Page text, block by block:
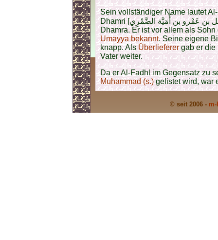
Sein vollständiger Name lautet
Dhamri [الفَضْل بن عَمْرو بن أُمَيَّة الضَّمْرِي]. Er gehörte zum Stamm der Banu
Dhamra. Er ist vor allem als
Umayya bekannt. Seine eigene
knapp. AlsÜberlieferergab er die
Vater weiter.
Da er Al-Fadhl im Gegensatz zu
Muhammad (s.)gelistet wird, war
© seit 2006 -